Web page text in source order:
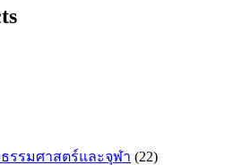
รรมศาสตร์และจุฬา (22)